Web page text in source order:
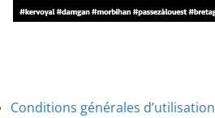
Conditions générales d’utilisation